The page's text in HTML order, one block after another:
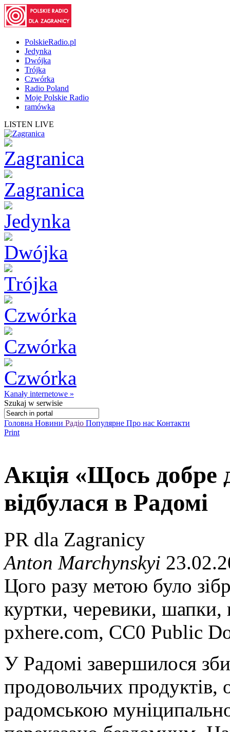
PolskieRadio.pl
Jedynka
Dwójka
Trójka
Czwórka
Radio Poland
Moje Polskie Radio
ramówka
LISTEN LIVE
Kanały internetowe »
Szukaj w serwisie
Головна Новини Радіо Популярне Про нас Контакти
Print
Акція «Щось добре
відбулася в Радомі
PR dla Zagranicy
Anton Marchynskyi
Цого разу метою було
куртки, черевики, шапки,
pxhere.com, CC0 Public
У Радомі завершилося
продовольчих продуктів,
радомською